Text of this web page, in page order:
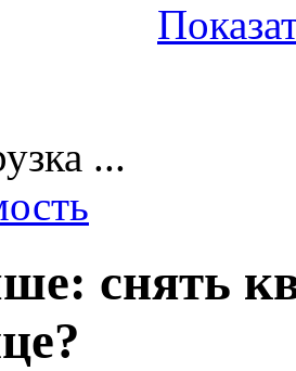
...
снять